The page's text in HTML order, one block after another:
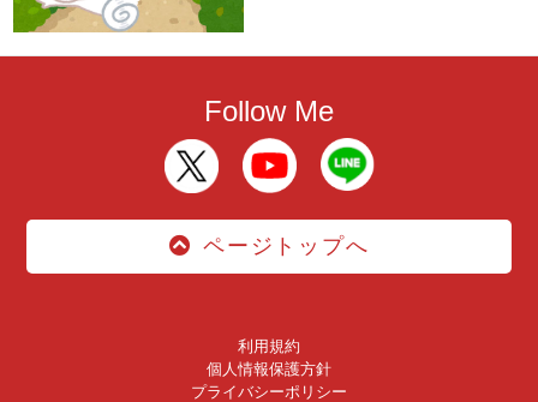
Follow Me
ページトップへ
利用規約
個人情報保護方針
プライバシーポリシー